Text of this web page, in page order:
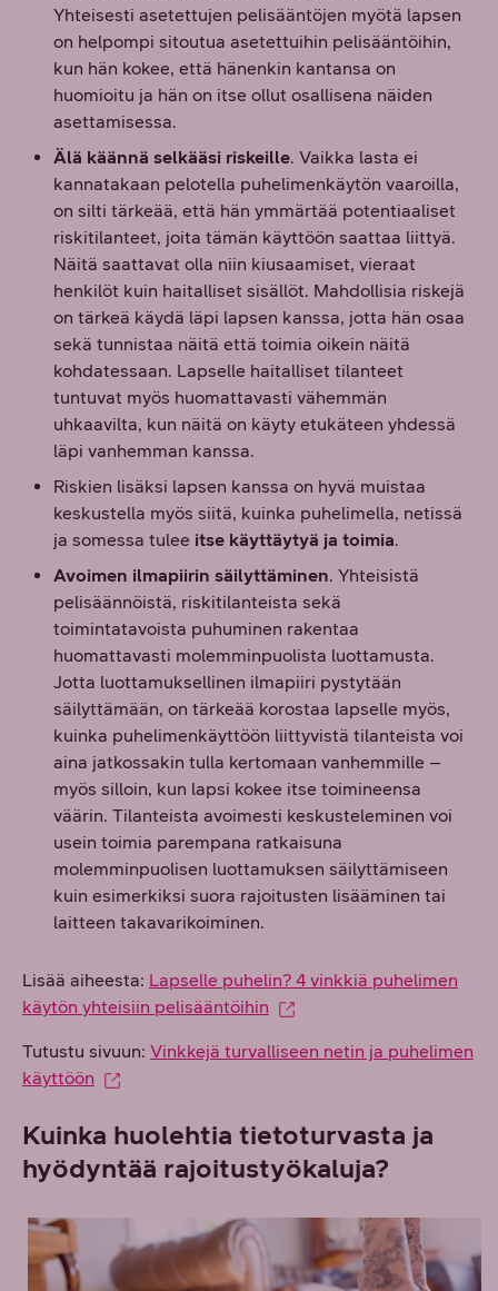
Yhteisesti asetettujen pelisääntöjen myötä lapsen
on helpompi sitoutua asetettuihin pelisääntöihin,
kun hän kokee, että hänenkin kantansa on
huomioitu ja hän on itse ollut osallisena näiden
asettamisessa.
Älä käännä selkääsi riskeille. Vaikka lasta ei
kannatakaan pelotella puhelimenkäytön vaaroilla,
on silti tärkeää, että hän ymmärtää potentiaaliset
riskitilanteet, joita tämän käyttöön saattaa liittyä.
Näitä saattavat olla niin kiusaamiset, vieraat
henkilöt kuin haitalliset sisällöt. Mahdollisia riskejä
on tärkeä käydä läpi lapsen kanssa, jotta hän osaa
sekä tunnistaa näitä että toimia oikein näitä
kohdatessaan. Lapselle haitalliset tilanteet
tuntuvat myös huomattavasti vähemmän
uhkaavilta, kun näitä on käyty etukäteen yhdessä
läpi vanhemman kanssa.
Riskien lisäksi lapsen kanssa on hyvä muistaa
keskustella myös siitä, kuinka puhelimella, netissä
ja somessa tulee itse käyttäytyä ja toimia.
Avoimen ilmapiirin säilyttäminen. Yhteisistä
pelisäännöistä, riskitilanteista sekä
toimintatavoista puhuminen rakentaa
huomattavasti molemminpuolista luottamusta.
Jotta luottamuksellinen ilmapiiri pystytään
säilyttämään, on tärkeää korostaa lapselle myös,
kuinka puhelimenkäyttöön liittyvistä tilanteista voi
aina jatkossakin tulla kertomaan vanhemmille –
myös silloin, kun lapsi kokee itse toimineensa
väärin. Tilanteista avoimesti keskusteleminen voi
usein toimia parempana ratkaisuna
molemminpuolisen luottamuksen säilyttämiseen
kuin esimerkiksi suora rajoitusten lisääminen tai
laitteen takavarikoiminen.
Lisää aiheesta: Lapselle puhelin? 4 vinkkiä puhelimen
käytön yhteisiin pelisääntöihin
Tutustu sivuun: Vinkkejä turvalliseen netin ja puhelimen
käyttöön
Kuinka huolehtia tietoturvasta ja
hyödyntää rajoitustyökaluja?